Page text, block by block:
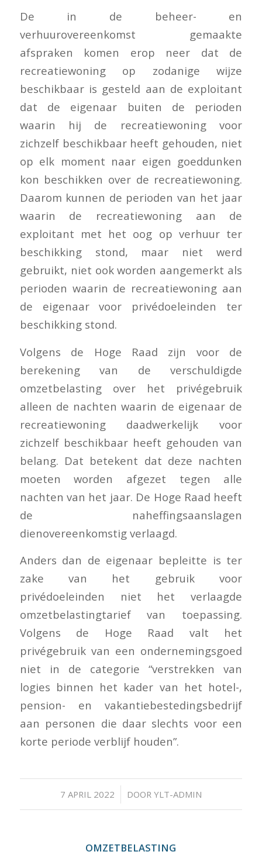
De in de beheer- en
verhuurovereenkomst gemaakte
afspraken komen erop neer dat de
recreatiewoning op zodanige wijze
beschikbaar is gesteld aan de exploitant
dat de eigenaar buiten de perioden
waarin hij de recreatiewoning voor
zichzelf beschikbaar heeft gehouden, niet
op elk moment naar eigen goeddunken
kon beschikken over de recreatiewoning.
Daarom kunnen de perioden van het jaar
waarin de recreatiewoning aan de
exploitant met het oog op verhuur ter
beschikking stond, maar niet werd
gebruikt, niet ook worden aangemerkt als
perioden waarin de recreatiewoning aan
de eigenaar voor privédoeleinden ter
beschikking stond.
Volgens de Hoge Raad zijn voor de
berekening van de verschuldigde
omzetbelasting over het privégebruik
alleen de nachten waarin de eigenaar de
recreatiewoning daadwerkelijk voor
zichzelf beschikbaar heeft gehouden van
belang. Dat betekent dat deze nachten
moeten worden afgezet tegen alle
nachten van het jaar. De Hoge Raad heeft
de naheffingsaanslagen
dienovereenkomstig verlaagd.
Anders dan de eigenaar bepleitte is ter
zake van het gebruik voor
privédoeleinden niet het verlaagde
omzetbelastingtarief van toepassing.
Volgens de Hoge Raad valt het
privégebruik van een ondernemingsgoed
niet in de categorie “verstrekken van
logies binnen het kader van het hotel-,
pension- en vakantiebestedingsbedrijf
aan personen die daar slechts voor een
korte periode verblijf houden”.
7 APRIL 2022
/ DOOR YLT-ADMIN
OMZETBELASTING